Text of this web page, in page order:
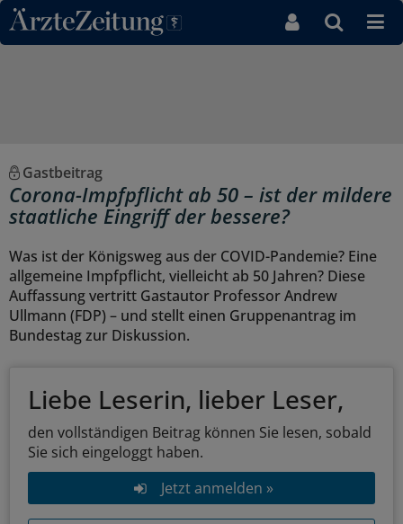
Direkt zum Inhaltsbereich
Gastbeitrag
Corona-Impfpflicht ab 50 – ist der mildere
staatliche Eingriff der bessere?
Was ist der Königsweg aus der COVID-Pandemie? Eine
allgemeine Impfpflicht, vielleicht ab 50 Jahren? Diese
Auffassung vertritt Gastautor Professor Andrew
Ullmann (FDP) – und stellt einen Gruppenantrag im
Bundestag zur Diskussion.
Liebe Leserin, lieber Leser,
den vollständigen Beitrag können Sie lesen, sobald
Sie sich eingeloggt haben.
Jetzt anmelden »